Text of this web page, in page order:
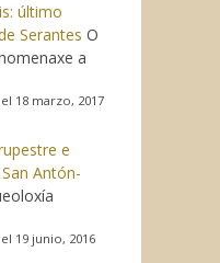
último
Serantes O
a
18 marzo, 2017
e
Antón-
19 junio, 2016